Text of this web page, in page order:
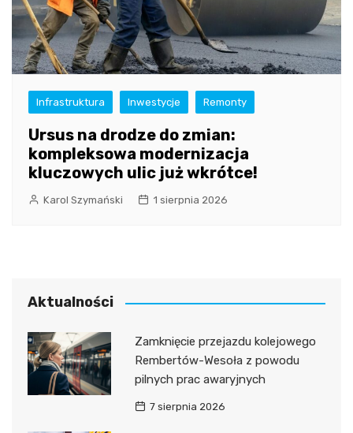
Infrastruktura Inwestycje Remonty
Ursus na drodze do zmian:
kompleksowa modernizacja
kluczowych ulic już wkrótce!
Karol Szymański 1 sierpnia 2026
Aktualności
Zamknięcie przejazdu kolejowego
Rembertów-Wesoła z powodu
pilnych prac awaryjnych
7 sierpnia 2026